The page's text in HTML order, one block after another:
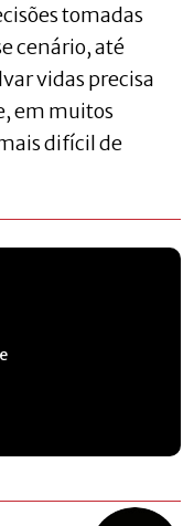
tomadas
cenário, até
vidas precisa
em muitos
difícil de